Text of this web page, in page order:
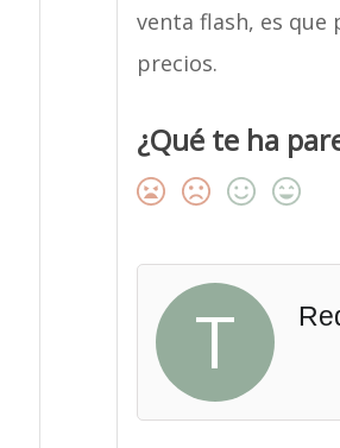
venta flash, es que
precios.
¿Qué te ha
T